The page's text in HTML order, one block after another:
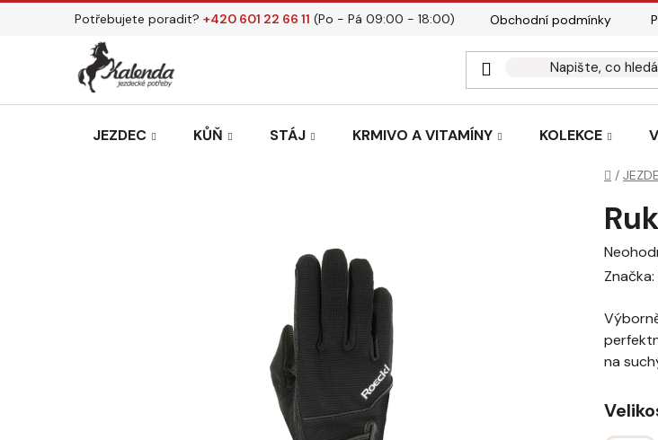
Přejít
Potřebujete poradit? +420 601 22 66 11 (Po - Pá 09:00 - 18:00) Obchodní podmínky
JEZDEC KŮŇ STÁJ KRMIVO A VITAMÍNY KOLEKCE
Domů
/
je
0,0
z
Značka:
na